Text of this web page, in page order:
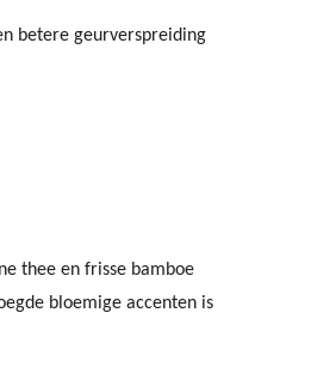
betere geurverspreiding
thee en frisse bamboe
bloemige accenten is